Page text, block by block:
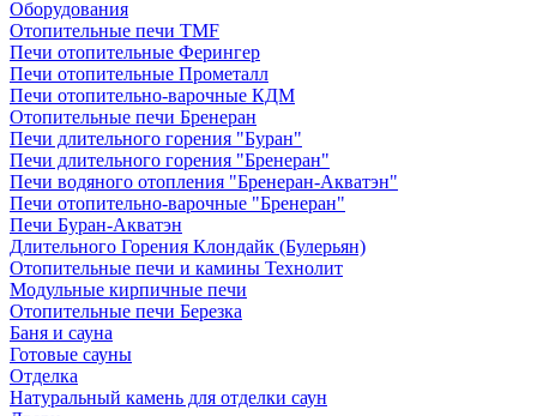
Оборудования
Отопительные печи TMF
Печи отопительные Ферингер
Печи отопительные Прометалл
Печи отопительно-варочные КДМ
Отопительные печи Бренеран
Печи длительного горения "Буран"
Печи длительного горения "Бренеран"
Печи водяного отопления "Бренеран-Акватэн"
Печи отопительно-варочные "Бренеран"
Печи Буран-Акватэн
Длительного Горения Клондайк (Булерьян)
Отопительные печи и камины Технолит
Модульные кирпичные печи
Отопительные печи Березка
Баня и сауна
Готовые сауны
Отделка
Натуральный камень для отделки саун